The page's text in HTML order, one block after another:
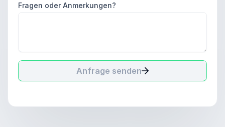
Fragen oder Anmerkungen?
Anfrage senden